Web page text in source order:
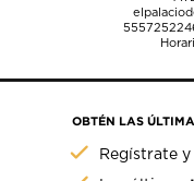
OBTÉN LAS
Regístrate